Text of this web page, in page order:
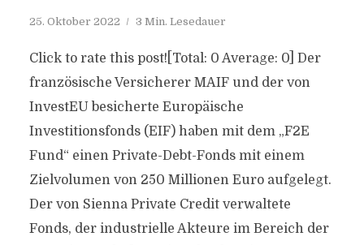
25. Oktober 2022 3 Min. Lesedauer
Click to rate this post![Total: 0 Average: 0] Der
französische Versicherer MAIF und der von
InvestEU besicherte Europäische
Investitionsfonds (EIF) haben mit dem „F2E
Fund“ einen Private-Debt-Fonds mit einem
Zielvolumen von 250 Millionen Euro aufgelegt.
Der von Sienna Private Credit verwaltete
Fonds, der industrielle Akteure im Bereich der